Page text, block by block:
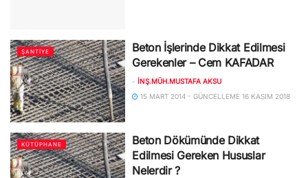
ŞANTIYE
Beton İşlerinde Dikkat Edilmesi
Gerekenler – Cem KAFADAR
- İNŞ.MÜH.MUSTAFA AKSU
15 MART 2014 - GÜNCELLEME 16 KASIM 2018
KÜTÜPHANE
Beton Dökümünde Dikkat
Edilmesi Gereken Hususlar
Nelerdir ?